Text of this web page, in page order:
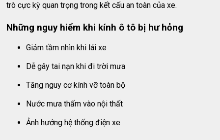
trò cực kỳ quan trọng trong kết cấu an toàn của xe.
Những nguy hiểm khi kính ô tô bị hư hỏng
Giảm tầm nhìn khi lái xe
Dễ gây tai nạn khi đi trời mưa
Tăng nguy cơ kính vỡ toàn bộ
Nước mưa thấm vào nội thất
Ảnh hưởng hệ thống điện xe